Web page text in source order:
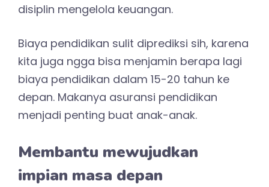
disiplin mengelola keuangan.
Biaya pendidikan sulit diprediksi sih, karena
kita juga ngga bisa menjamin berapa lagi
biaya pendidikan dalam 15-20 tahun ke
depan. Makanya asuransi pendidikan
menjadi penting buat anak-anak.
Membantu mewujudkan
impian masa depan